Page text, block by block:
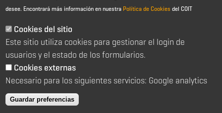
Aviso Legal - Información general
Política de cookies
Política de reembolso
Sitemap
C/ Almagro 2 1º Izqda 28010 Madrid
91 391 10 66
coit@coit.es
desee. Encontrará más información en nuestra Política de Cookies del COIT
Cookies del sitio
Este sitio utiliza cookies para gestionar el login de
usuarios y el estado de los formularios.
Cookies externas
Necesario para los siguientes servicios: Google analytics
Guardar preferencias